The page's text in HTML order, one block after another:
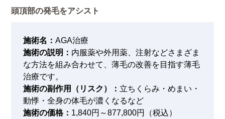
頭頂部の発毛をアシスト
施術名：AGA治療
施術の説明： 内服薬や外用薬、注射などさまざま
な方法を組み合わせて、薄毛の改善を目指す薄毛
治療です。
施術の副作用（リスク）： 立ちくらみ・めまい・
動悸・全身の体毛が濃くなるなど
施術の価格： 1,840円～877,800円（税込）